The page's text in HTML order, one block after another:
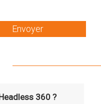
Envoyer
360 ?